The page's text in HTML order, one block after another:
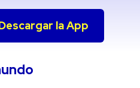
la App